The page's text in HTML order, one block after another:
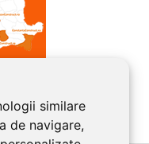
similare
de navigare,